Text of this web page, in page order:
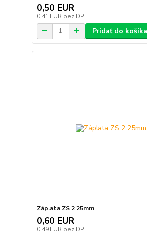
0,50 EUR
0,41 EUR bez DPH
Pridať do košíka
Záplata ZS 2 25mm
0,60 EUR
0,49 EUR bez DPH